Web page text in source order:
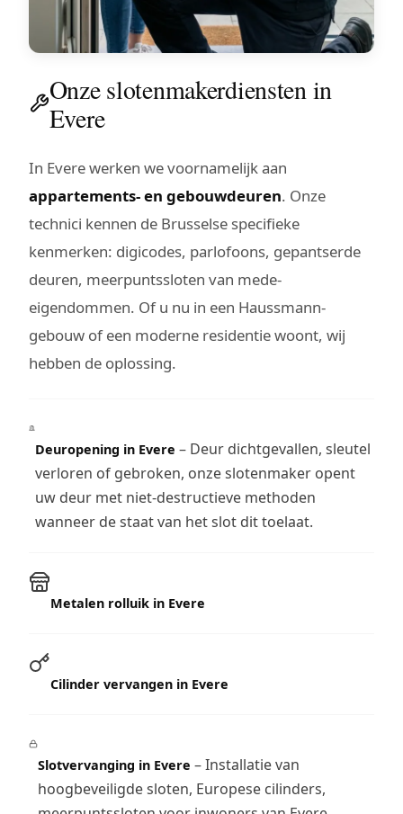
Onze slotenmakerdiensten in
Evere
In Evere werken we voornamelijk aan
appartements- en gebouwdeuren. Onze
technici kennen de Brusselse specifieke
kenmerken: digicodes, parlofoons, gepantserde
deuren, meerpuntssloten van mede-
eigendommen. Of u nu in een Haussmann-
gebouw of een moderne residentie woont, wij
hebben de oplossing.
Deuropening in Evere – Deur dichtgevallen, sleutel
verloren of gebroken, onze slotenmaker opent
uw deur met niet-destructieve methoden
wanneer de staat van het slot dit toelaat.
Metalen rolluik in Evere
Cilinder vervangen in Evere
Slotvervanging in Evere – Installatie van
hoogbeveiligde sloten, Europese cilinders,